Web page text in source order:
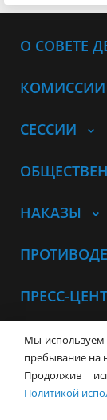
О СОВЕТЕ
КОМИССИИ
СЕССИИ
НАКАЗЫ
ПРЕСС-
© Совет
630099, г.
проспект, 34
Мы используем
пребывание на
Продолжив
Политикой